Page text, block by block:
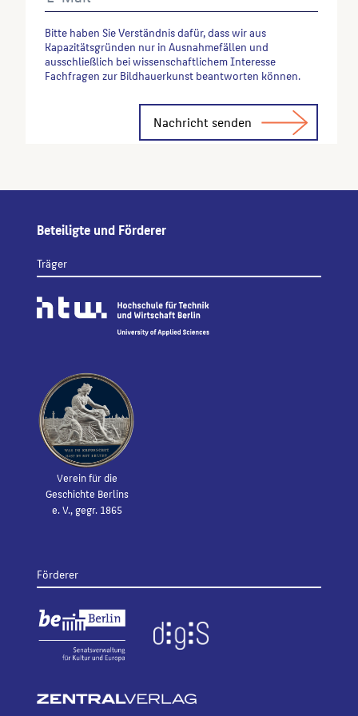
Bitte haben Sie Verständnis dafür, dass wir aus
Kapazitätsgründen nur in Ausnahmefällen und
ausschließlich bei wissenschaftlichem Interesse
Fachfragen zur Bildhauerkunst beantworten können.
Beteiligte und Förderer
Träger
Verein für die
Geschichte Berlins
e. V., gegr. 1865
Förderer